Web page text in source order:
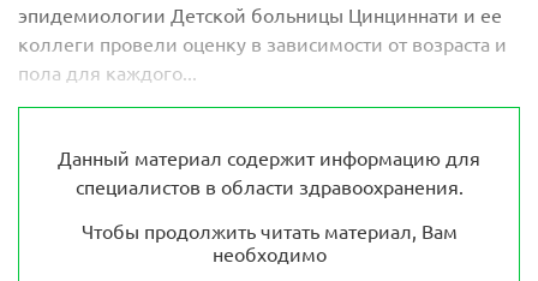
эпидемиологии Детской больницы Цинциннати и ее
коллеги провели оценку в зависимости от возраста и
пола для каждого...
Данный материал содержит информацию для
специалистов в области здравоохранения.
Чтобы продолжить читать материал, Вам
необходимо